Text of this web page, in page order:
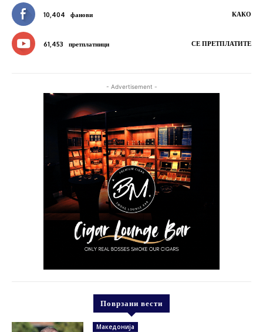
10,404 фанови КАКО
61,453 претплатници СЕ ПРЕТПЛАТИТЕ
- Advertisement -
Поврзани вести
Македонија